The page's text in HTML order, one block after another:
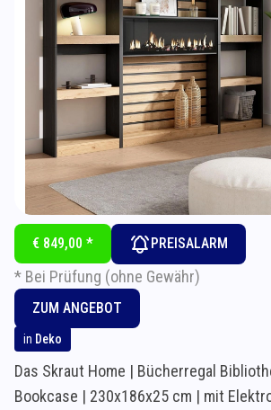
€ 849,00 * PREISALARM
* Bei Prüfung (ohne Gewähr)
ZUM ANGEBOT
in Deko
Das Skraut Home | Bücherregal
Bookcase | 230x186x25 cm | mit